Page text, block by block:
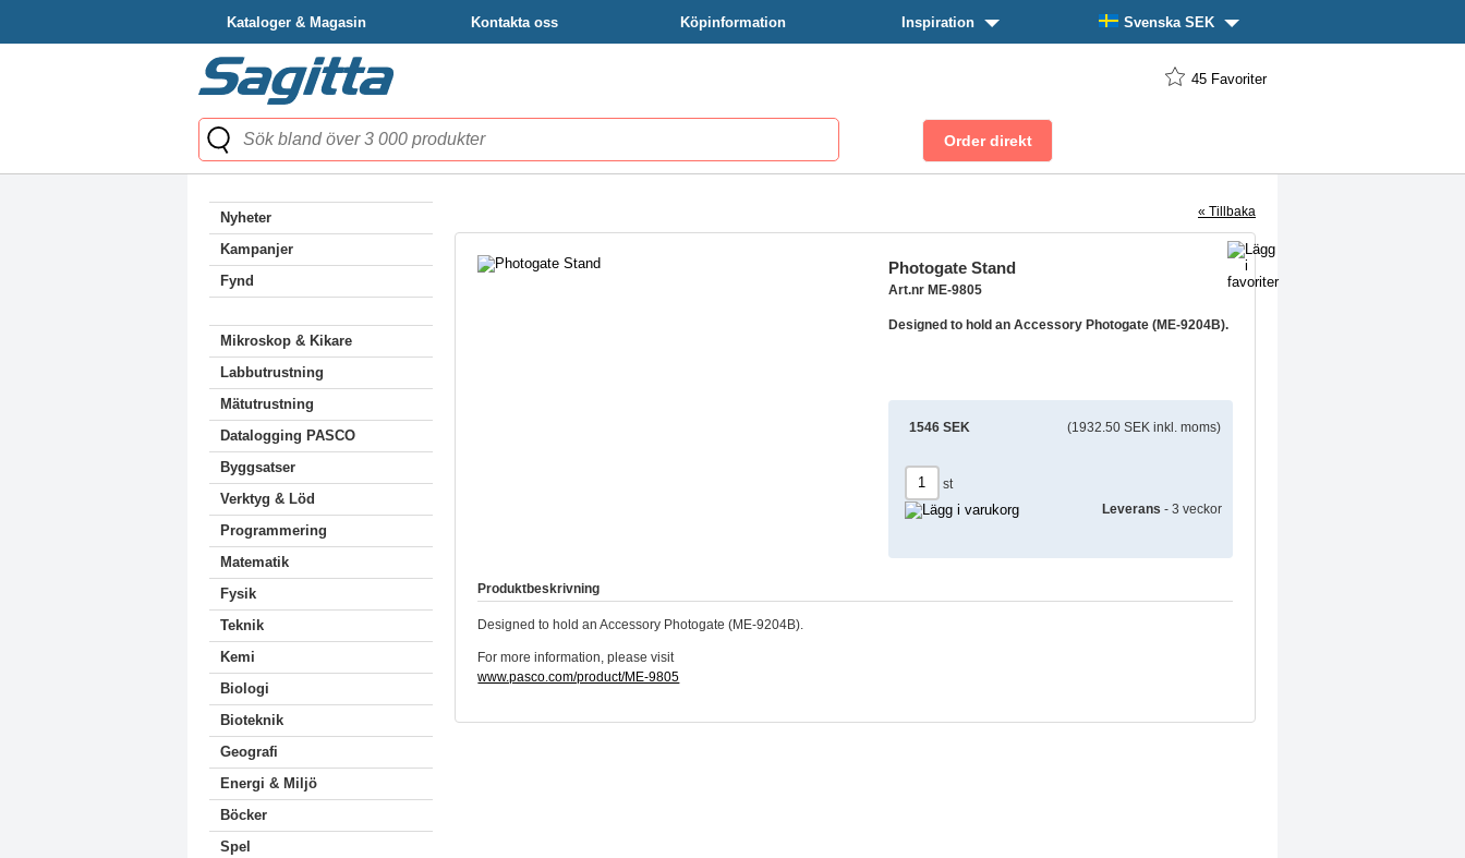
Kataloger & Magasin Kontakta oss Köpinformation Inspiration Svenska SEK
45 Favoriter
Nyheter
Kampanjer
Fynd
Mikroskop & Kikare
Labbutrustning
Mätutrustning
Datalogging PASCO
Byggsatser
Verktyg & Löd
Programmering
Matematik
Fysik
Teknik
Kemi
Biologi
Bioteknik
Geografi
Energi & Miljö
Böcker
Spel
« Tillbaka
Photogate Stand
Art.nr ME-9805
Designed to hold an Accessory Photogate (ME-9204B).
1546 SEK (1932.50 SEK inkl. moms)
st
Leverans - 3 veckor
Produktbeskrivning
Designed to hold an Accessory Photogate (ME-9204B).
For more information, please visit
www.pasco.com/product/ME-9805